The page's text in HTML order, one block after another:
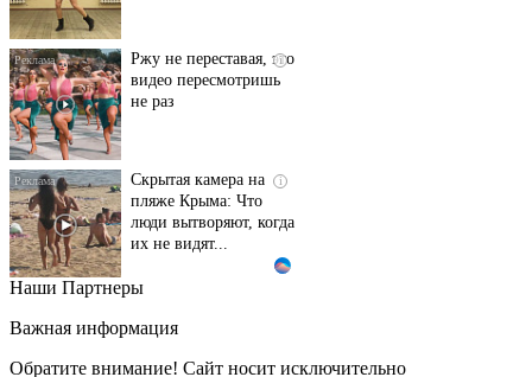
i
Ржу не переставая, это
видео пересмотришь
не раз
i
Скрытая камера на
пляже Крыма: Что
люди вытворяют, когда
их не видят...
Ролик длится
смеяться вы будете
Наши Партнеры
Важная информация
Обратите внимание! Сайт носит исключительно